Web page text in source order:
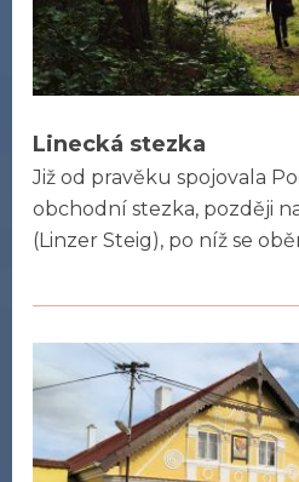
Linecká stezka
Již od pravěku spojovala
obchodní stezka, později
(Linzer Steig), po níž se